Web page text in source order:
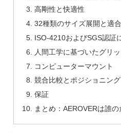
高剛性と快適性
32種類のサイズ展開と適
ISO-4210およびSGS認証
人間工学に基づいたグリ
コンピューターマウント
競合比較とポジショニング
保証
まとめ：AEROVERは誰